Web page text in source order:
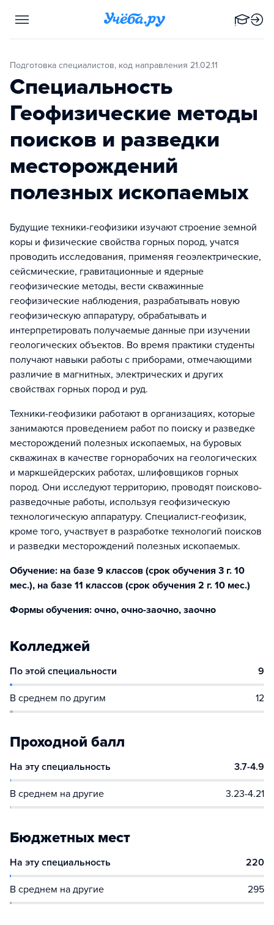
Подготовка специалистов, код направления 21.02.11
Специальность
Геофизические методы
поисков и разведки
месторождений
полезных ископаемых
Будущие техники-геофизики изучают строение земной
коры и физические свойства горных пород, учатся
проводить исследования, применяя геоэлектрические,
сейсмические, гравитационные и ядерные
геофизические методы, вести скважинные
геофизические наблюдения, разрабатывать новую
геофизическую аппаратуру, обрабатывать и
интерпретировать получаемые данные при изучении
геологических объектов. Во время практики студенты
получают навыки работы с приборами, отмечающими
различие в магнитных, электрических и других
свойствах горных пород и руд.
Техники-геофизики работают в организациях, которые
занимаются проведением работ по поиску и разведке
месторождений полезных ископаемых, на буровых
скважинах в качестве горнорабочих на геологических
и маркшейдерских работах, шлифовщиков горных
пород. Они исследуют территорию, проводят поисково-
разведочные работы, используя геофизическую
технологическую аппаратуру. Специалист-геофизик,
кроме того, участвует в разработке технологий поисков
и разведки месторождений полезных ископаемых.
Обучение: на базе 9 классов (срок обучения 3 г. 10
мес.), на базе 11 классов (срок обучения 2 г. 10 мес.)
Формы обучения: очно, очно-заочно, заочно
Колледжей
По этой специальности 9
В среднем по другим 12
Проходной балл
На эту специальность 3.7-4.9
В среднем на другие 3.23-4.21
Бюджетных мест
На эту специальность 220
В среднем на другие 295